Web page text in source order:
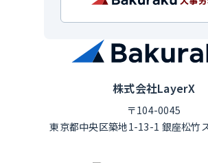
株式会社LayerX
〒104-0045
東京都中央区築地1-13-1 銀座松竹